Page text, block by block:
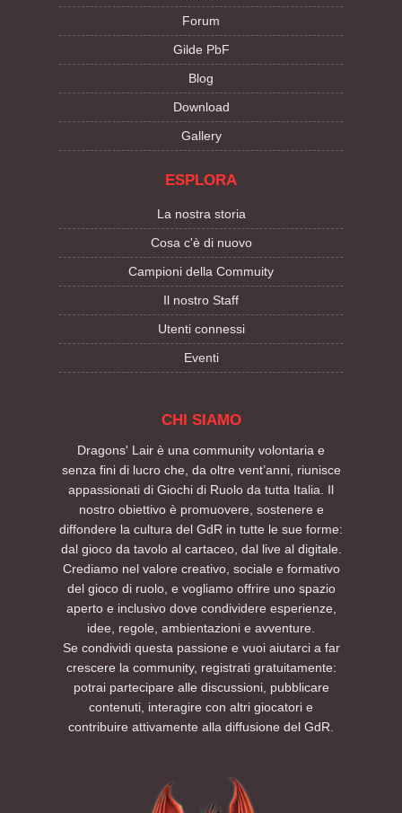
Forum
Gilde PbF
Blog
Download
Gallery
ESPLORA
La nostra storia
Cosa c'è di nuovo
Campioni della Commuity
Il nostro Staff
Utenti connessi
Eventi
CHI SIAMO
Dragons' Lair è una community volontaria e
senza fini di lucro che, da oltre vent’anni, riunisce
appassionati di Giochi di Ruolo da tutta Italia. Il
nostro obiettivo è promuovere, sostenere e
diffondere la cultura del GdR in tutte le sue forme:
dal gioco da tavolo al cartaceo, dal live al digitale.
Crediamo nel valore creativo, sociale e formativo
del gioco di ruolo, e vogliamo offrire uno spazio
aperto e inclusivo dove condividere esperienze,
idee, regole, ambientazioni e avventure.
Se condividi questa passione e vuoi aiutarci a far
crescere la community, registrati gratuitamente:
potrai partecipare alle discussioni, pubblicare
contenuti, interagire con altri giocatori e
contribuire attivamente alla diffusione del GdR.